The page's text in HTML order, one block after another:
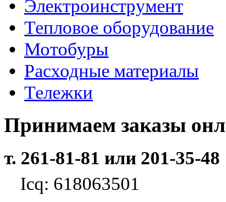
Электроинструмент
Тепловое оборудование
Мотобуры
Расходные материалы
Тележки
Принимаем заказы
т. 261-81-81 или 201-35-48
Icq: 618063501